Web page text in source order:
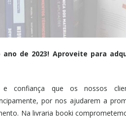
de 2023! Aproveite para
e confiança que os nossos
por nos ajudarem a
Na livraria booki